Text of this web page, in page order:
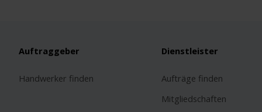
Auftraggeber
Handwerker finden
Dienstleister
Aufträge finden
Mitgliedschaften